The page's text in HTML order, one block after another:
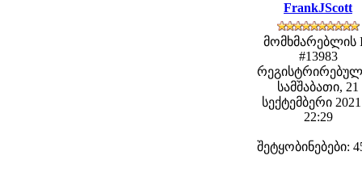
FrankJScott
მომხმარებლის
#13983
სამშაბათი, 21
სექტემბერი
22:29
შეტყობინებები: